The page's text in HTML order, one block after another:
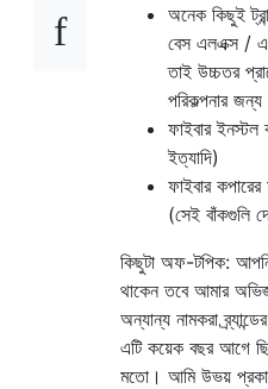
অনেক কিছুই
বেস এলএক্স /
তাই উচ্চতর
পরিকল্পনার
ফাইবার
ইত্যাদি)
ফাইবার
(সেই বাঁকগুলি
কিছুটা অফ-টপিক: আপনি
থাকেন তবে আমার
অন্যান্য নামকরা
এটি কয়েক বছর আগে
মতো। আমি উভয়